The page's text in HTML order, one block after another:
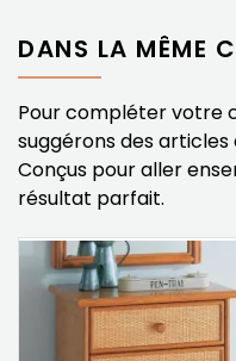
DANS LA MÊME
Pour compléter votre
suggérons des
Conçus pour aller
résultat parfait.